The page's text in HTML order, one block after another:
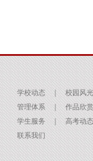
学校动态 ｜
校园风光
管理体系
｜ 作品欣赏
学生服务
｜ 高考动态
联系我们